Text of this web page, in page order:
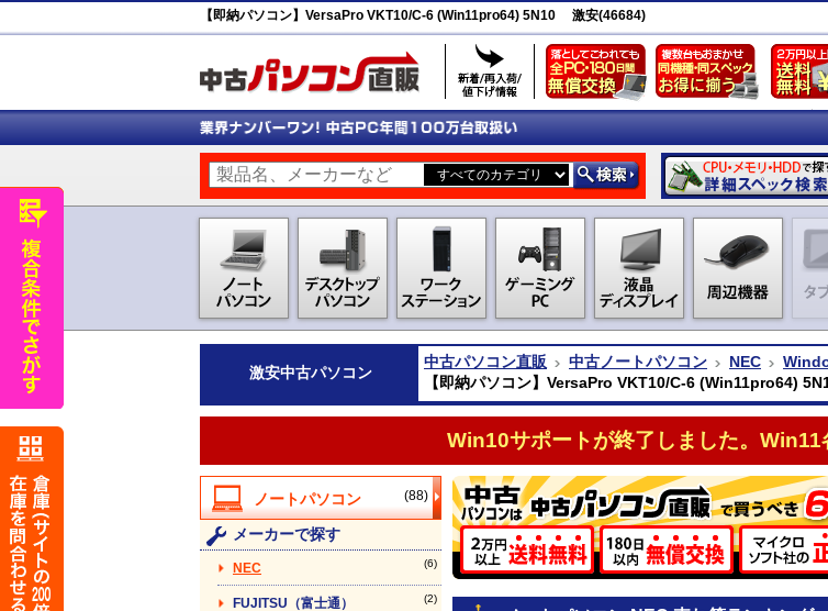
【即納パソコン】VersaPro VKT10/C-6 (Win11pro64) 5N10 激安(46684)
激安中古パソコン
中古パソコン直販 中古ノートパソコン NEC
【即納パソコン】VersaPro VKT10/C-6 (Win11pro64)
Win10サポートが終了しました。Win11
(88)
メーカーで探す
NEC (6)
FUJITSU（富士通） (2)